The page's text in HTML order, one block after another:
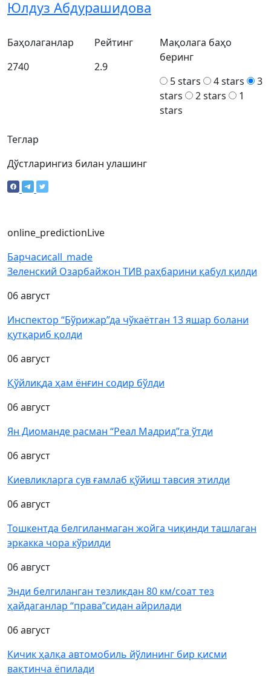
Юлдуз Абдурашидова
Теглар
Баҳолаганлар
2740
Рейтинг
2.9
Мақолага баҳо
беринг
5 stars
4 stars
3
stars
2 stars
1
stars
Дўстларингиз билан улашинг
online_predictionLive
Барчасиcall_made
Зеленский Озарбайжон ТИВ раҳбарини қабул қилди
06 август
Инспектор “Бўрижар”да чўкаётган 13 яшар болани
қутқариб қолди
06 август
Қўйлиқда ҳам ёнғин содир бўлди
06 август
Ян Диоманде расман “Реал Мадрид”га ўтди
06 август
Киевликларга сув ғамлаб қўйиш тавсия этилди
06 август
Тошкентда белгиланмаган жойга чиқинди ташлаган
эркакка чора кўрилди
06 август
Энди белгиланган тезликдан 80 км/соат тез
ҳайдаганлар “права”сидан айрилади
06 август
Кичик ҳалқа автомобиль йўлининг бир қисми
вақтинча ёпилади